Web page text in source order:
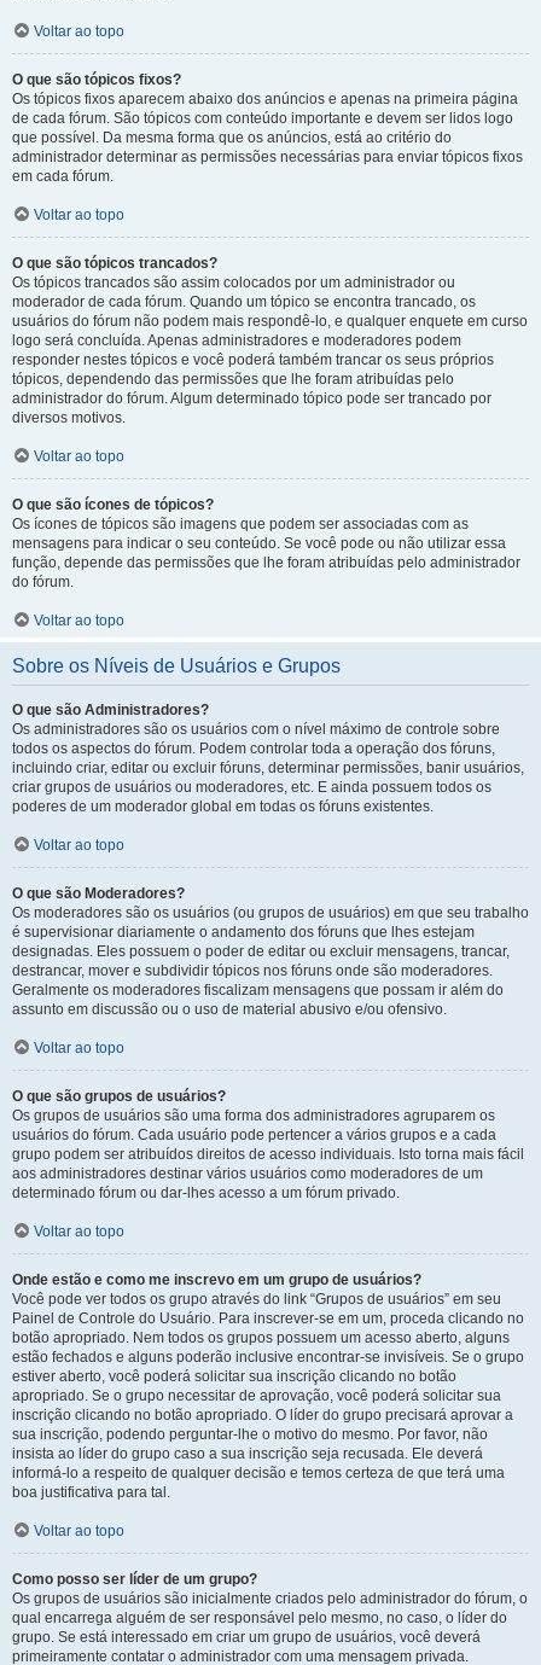
Voltar ao topo
O que são tópicos fixos?
Os tópicos fixos aparecem abaixo dos anúncios e apenas na primeira página
de cada fórum. São tópicos com conteúdo importante e devem ser lidos logo
que possível. Da mesma forma que os anúncios, está ao critério do
administrador determinar as permissões necessárias para enviar tópicos fixos
em cada fórum.
Voltar ao topo
O que são tópicos trancados?
Os tópicos trancados são assim colocados por um administrador ou
moderador de cada fórum. Quando um tópico se encontra trancado, os
usuários do fórum não podem mais respondê-lo, e qualquer enquete em curso
logo será concluída. Apenas administradores e moderadores podem
responder nestes tópicos e você poderá também trancar os seus próprios
tópicos, dependendo das permissões que lhe foram atribuídas pelo
administrador do fórum. Algum determinado tópico pode ser trancado por
diversos motivos.
Voltar ao topo
O que são ícones de tópicos?
Os ícones de tópicos são imagens que podem ser associadas com as
mensagens para indicar o seu conteúdo. Se você pode ou não utilizar essa
função, depende das permissões que lhe foram atribuídas pelo administrador
do fórum.
Voltar ao topo
Sobre os Níveis de Usuários e Grupos
O que são Administradores?
Os administradores são os usuários com o nível máximo de controle sobre
todos os aspectos do fórum. Podem controlar toda a operação dos fóruns,
incluindo criar, editar ou excluir fóruns, determinar permissões, banir usuários,
criar grupos de usuários ou moderadores, etc. E ainda possuem todos os
poderes de um moderador global em todas os fóruns existentes.
Voltar ao topo
O que são Moderadores?
Os moderadores são os usuários (ou grupos de usuários) em que seu trabalho
é supervisionar diariamente o andamento dos fóruns que lhes estejam
designadas. Eles possuem o poder de editar ou excluir mensagens, trancar,
destrancar, mover e subdividir tópicos nos fóruns onde são moderadores.
Geralmente os moderadores fiscalizam mensagens que possam ir além do
assunto em discussão ou o uso de material abusivo e/ou ofensivo.
Voltar ao topo
O que são grupos de usuários?
Os grupos de usuários são uma forma dos administradores agruparem os
usuários do fórum. Cada usuário pode pertencer a vários grupos e a cada
grupo podem ser atribuídos direitos de acesso individuais. Isto torna mais fácil
aos administradores destinar vários usuários como moderadores de um
determinado fórum ou dar-lhes acesso a um fórum privado.
Voltar ao topo
Onde estão e como me inscrevo em um grupo de usuários?
Você pode ver todos os grupo através do link “Grupos de usuários” em seu
Painel de Controle do Usuário. Para inscrever-se em um, proceda clicando no
botão apropriado. Nem todos os grupos possuem um acesso aberto, alguns
estão fechados e alguns poderão inclusive encontrar-se invisíveis. Se o grupo
estiver aberto, você poderá solicitar sua inscrição clicando no botão
apropriado. Se o grupo necessitar de aprovação, você poderá solicitar sua
inscrição clicando no botão apropriado. O líder do grupo precisará aprovar a
sua inscrição, podendo perguntar-lhe o motivo do mesmo. Por favor, não
insista ao líder do grupo caso a sua inscrição seja recusada. Ele deverá
informá-lo a respeito de qualquer decisão e temos certeza de que terá uma
boa justificativa para tal.
Voltar ao topo
Como posso ser líder de um grupo?
Os grupos de usuários são inicialmente criados pelo administrador do fórum, o
qual encarrega alguém de ser responsável pelo mesmo, no caso, o líder do
grupo. Se está interessado em criar um grupo de usuários, você deverá
primeiramente contatar o administrador com uma mensagem privada.